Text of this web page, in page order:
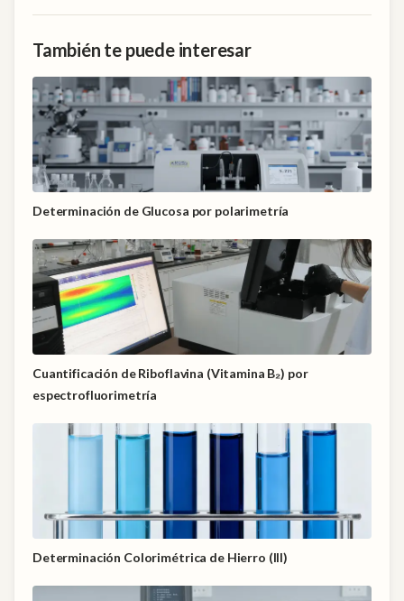
También te puede interesar
Determinación de Glucosa por polarimetría
Cuantificación de Riboflavina (Vitamina B₂) por
espectrofluorimetría
Determinación Colorimétrica de Hierro (III)